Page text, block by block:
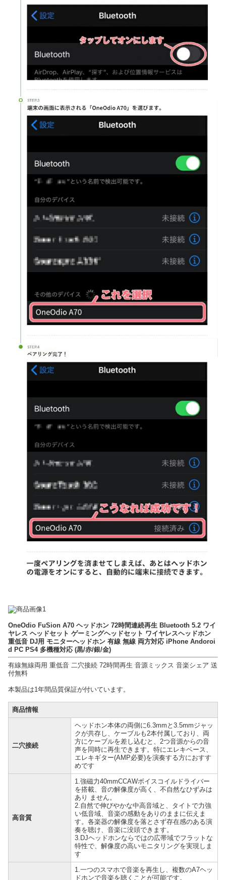
OneOdio FuSion A70 ヘッドホン 72時間連続再生 Bluetooth 5.2 ワイ
ヤレス ヘッドセット ゲーミングヘッドセット ワイヤレスヘッドホン
重低音 DJ用 モニターヘッドホン 有線 無線 両方対応 iPhone Andoroi
d PC PS4 多機種対応 (黒/赤/銀/金)
有線無線両用 重低音 二穴接続 72時間再生 音源ミックス 音楽シェア 送
付無料
本製品は1年間品質保証が付いています。
商品情報
二穴接続
ヘッドホン本体の両側に6.3mmと3.5mmジャッ
クが共存し、ケーブルも2本付属しており、両
方にケーブルを差し込むと、2つ音源からの音
声を同時に再生できます。特にエレキベース、
エレキギター(AMP必要)を演奏する方におすす
めです
高音質
1.強磁力40mmCCAWボイスコイルドライバー
を搭載、音の解像度が高く、不自然なひずみは
あり ません。
2.自然で伸びやかな中高音域と、タイトで力強
い低音域、音楽の感動をありのままに伝えま
す。各楽器の解像度を落とさず存在感のある演
奏を聴け、音楽に没頭できます。
3.DJヘッドホンならではの広帯域でフラットな
特性で、解像度の高いモニタリングを実現しま
す
1.一つのスマホで音楽を再生し、複数のA7ヘッ
ドホンで音楽を聴くことが可能です。